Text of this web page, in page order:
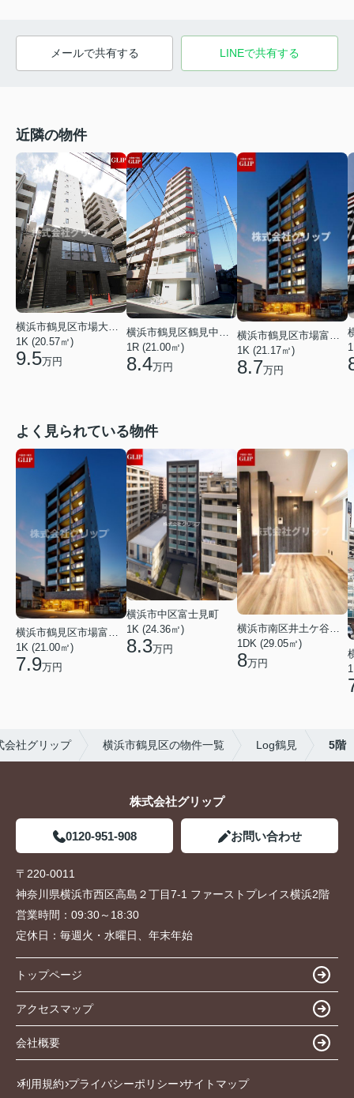
メールで共有する LINEで共有する
近隣の物件
1K (20.57㎡)
9.5万円
1R (21.00㎡)
8.4万円
横浜市鶴見区市場富士見町
1K (21.17㎡)
8.7万円
よく見られている物件
横浜市鶴見区市場富士見町
1K (21.00㎡)
7.9万円
横浜市中区富士見町
1K (24.36㎡)
8.3万円
横浜市南区井土ケ谷下町
1DK (29.05㎡)
8万円
会社グリップ 横浜市鶴見区の物件一覧 Log鶴見 5階
株式会社グリップ
0120-951-908 お問い合わせ
〒220-0011
神奈川県横浜市西区高島２丁目7-1 ファーストプレイス横浜2階
営業時間： 09:30～18:30
定休日： 毎週火・水曜日、年末年始
トップページ
アクセスマップ
会社概要
利用規約 プライバシーポリシー サイトマップ